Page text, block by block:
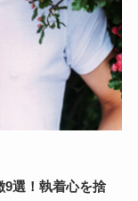
9選！執着心を捨